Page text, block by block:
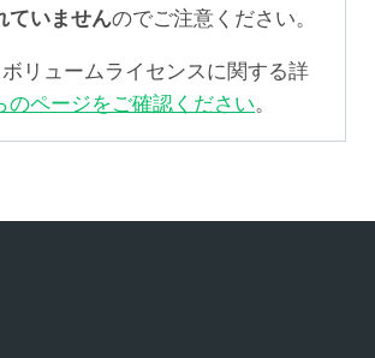
ていませんのでご注意ください。
リュームライセンスに関する詳
のページをご確認ください。